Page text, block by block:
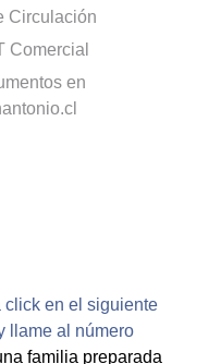
Circulación
Comercial
en
click en el siguiente
llame al número
familia preparada